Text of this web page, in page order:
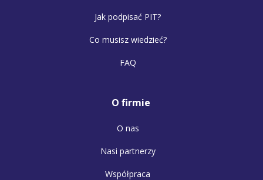
Jak podpisać PIT?
Co musisz wiedzieć?
FAQ
O firmie
O nas
Nasi partnerzy
Współpraca